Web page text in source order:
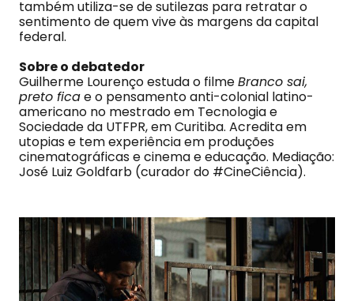
também utiliza-se de sutilezas para retratar o
sentimento de quem vive às margens da capital
federal.
Sobre o debatedor
Guilherme Lourenço estuda o filmeBranco sai,
preto ficae o pensamento anti-colonial latino-
americano no mestrado em Tecnologia e
Sociedade da UTFPR, em Curitiba. Acredita em
utopias e tem experiência em produções
cinematográficas e cinema e educação. Mediação:
José Luiz Goldfarb (curador do #CineCiência).